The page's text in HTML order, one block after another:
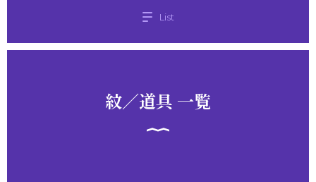
List
紋／道具 一覧